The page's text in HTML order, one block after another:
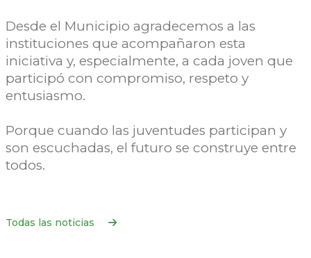
Desde el Municipio agradecemos a las
instituciones que acompañaron esta
iniciativa y, especialmente, a cada joven que
participó con compromiso, respeto y
entusiasmo.
Porque cuando las juventudes participan y
son escuchadas, el futuro se construye entre
todos.
Todas las noticias